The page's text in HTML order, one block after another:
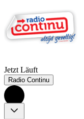
Jetzt Läuft
Radio Continu